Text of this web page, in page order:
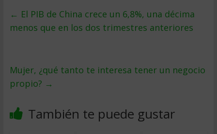
← El PIB de China crece un 6,8%, una décima
menos que en los dos trimestres anteriores
Mujer, ¿qué tanto te interesa tener un negocio
propio? →
También te puede gustar